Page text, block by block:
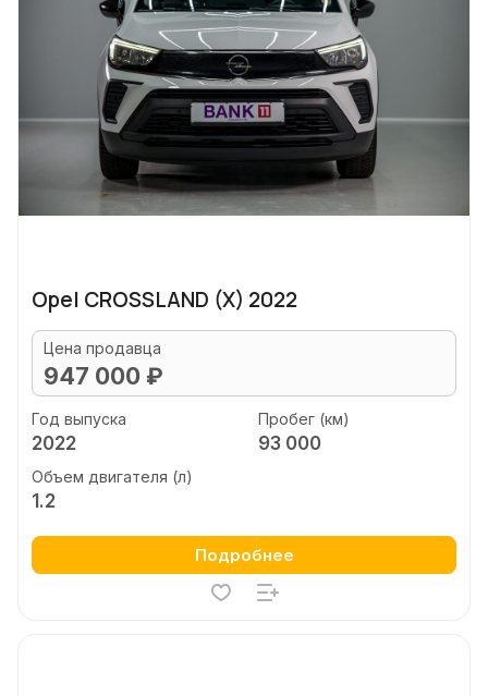
Opel CROSSLAND (X) 2022
Цена продавца
947 000 ₽
Год выпуска
2022
Пробег (км)
93 000
Объем двигателя (л)
1.2
Подробнее